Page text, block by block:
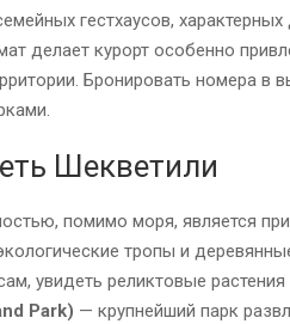
гестхаусов,
делает курорт особенно
Бронировать номера в
Шекветили
помимо моря, является
тропы и
увидеть реликтовые
Park) — крупнейший парк